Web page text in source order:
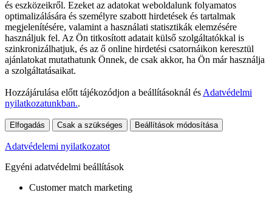
és eszközeikről. Ezeket az adatokat weboldalunk folyamatos
optimalizálására és személyre szabott hirdetések és tartalmak
megjelenítésére, valamint a használati statisztikák elemzésére
használjuk fel. Az Ön titkosított adatait külső szolgáltatókkal is
szinkronizálhatjuk, és az ő online hirdetési csatornáikon keresztül
ajánlatokat mutathatunk Önnek, de csak akkor, ha Ön már használja
a szolgáltatásaikat.
Hozzájárulása előtt tájékozódjon a beállításoknál és Adatvédelmi
nyilatkozatunkban..
Elfogadás Csak a szükséges Beállítások módosítása
Adatvédelemi nyilatkozatot
Egyéni adatvédelmi beállítások
Customer match marketing